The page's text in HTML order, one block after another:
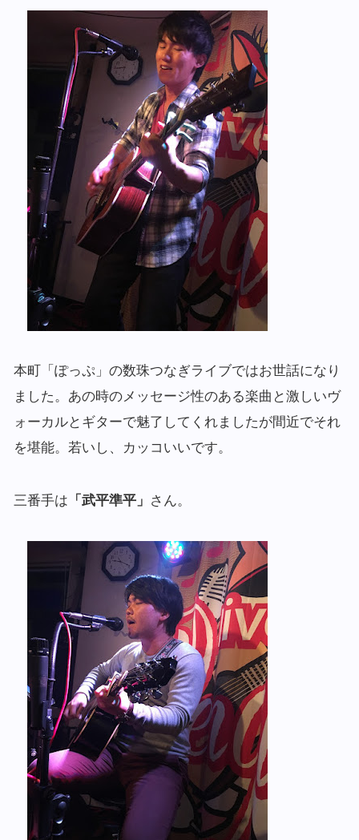
本町「ぽっぷ」の数珠つなぎライブではお世話になり
ました。あの時のメッセージ性のある楽曲と激しいヴ
ォーカルとギターで魅了してくれましたが間近でそれ
を堪能。若いし、カッコいいです。
三番手は 「武平準平」 さん。